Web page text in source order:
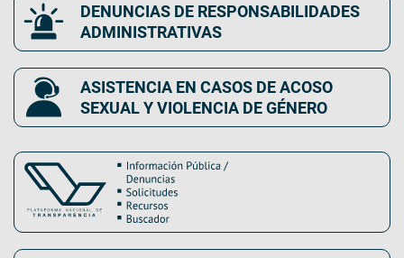
DENUNCIAS DE RESPONSABILIDADES
ADMINISTRATIVAS
ASISTENCIA EN CASOS DE ACOSO
SEXUAL Y VIOLENCIA DE GÉNERO